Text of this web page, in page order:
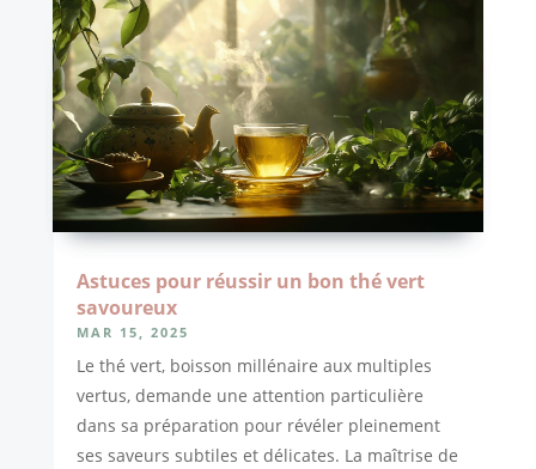
Astuces pour réussir un bon thé vert
savoureux
MAR 15, 2025
Le thé vert, boisson millénaire aux multiples
vertus, demande une attention particulière
dans sa préparation pour révéler pleinement
ses saveurs subtiles et délicates. La maîtrise de